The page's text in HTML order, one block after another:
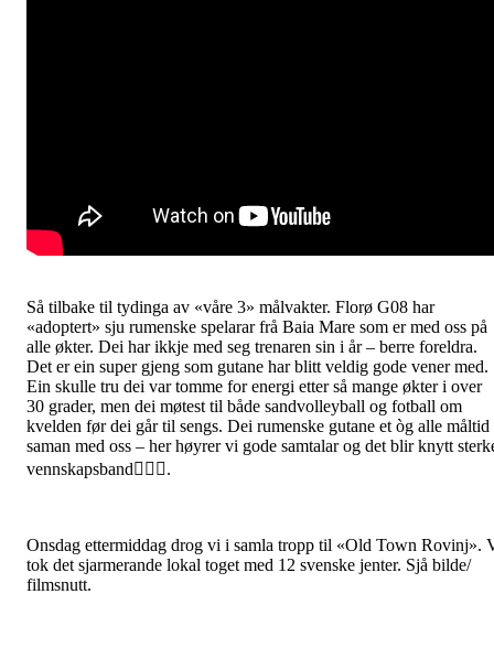
Så tilbake til tydinga av «våre 3» målvakter. Florø G08 har
«adoptert» sju rumenske spelarar frå Baia Mare som er med oss på
alle økter. Dei har ikkje med seg trenaren sin i år – berre foreldra.
Det er ein super gjeng som gutane har blitt veldig gode vener med.
Ein skulle tru dei var tomme for energi etter så mange økter i over
30 grader, men dei møtest til både sandvolleyball og fotball om
kvelden før dei går til sengs. Dei rumenske gutane et òg alle måltid
saman med oss – her høyrer vi gode samtalar og det blir knytt
vennskapsband🤾🏻‍♂️.
Onsdag ettermiddag drog vi i samla tropp til «Old Town Rovinj».
tok det sjarmerande lokal toget med 12 svenske jenter. Sjå bilde/
filmsnutt.